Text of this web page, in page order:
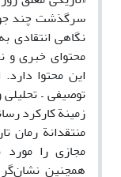
سرگذشت چند
نگاهی انتقادی
محتوای خبری و
این محتوا
توصیفی –
زمینة کارکرد
منتقدانة رمان
مجازی را
همچنین